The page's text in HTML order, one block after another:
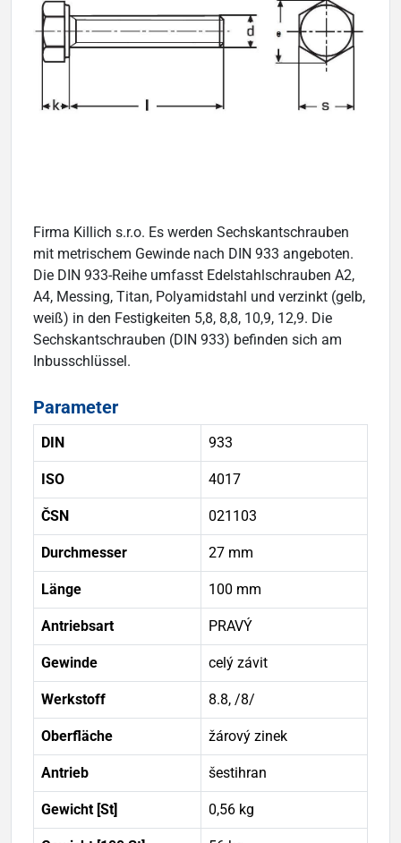
Firma Killich s.r.o. Es werden Sechskantschrauben
mit metrischem Gewinde nach DIN 933 angeboten.
Die DIN 933-Reihe umfasst Edelstahlschrauben A2,
A4, Messing, Titan, Polyamidstahl und verzinkt (gelb,
weiß) in den Festigkeiten 5,8, 8,8, 10,9, 12,9. Die
Sechskantschrauben (DIN 933) befinden sich am
Inbusschlüssel.
Parameter
DIN 933
ISO 4017
ČSN 021103
Durchmesser 27 mm
Länge 100 mm
Antriebsart PRAVÝ
Gewinde celý závit
Werkstoff 8.8, /8/
Oberfläche žárový zinek
Antrieb šestihran
Gewicht [St] 0,56 kg